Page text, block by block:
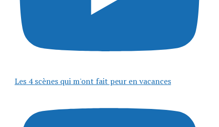
Les 4 scènes qui m'ont fait peur en vacances